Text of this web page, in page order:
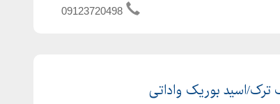
09123720498
اسید بوریک واداتی